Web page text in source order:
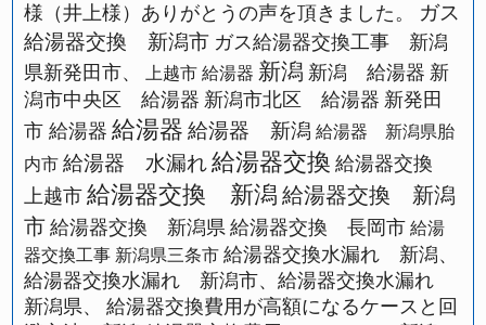
様（井上様）ありがとうの声を頂きました。
ガス
給湯器交換 新潟市 ガス給湯器交換工事 新潟
県新発田市、
上越市 給湯器 新潟 新潟 給湯器 新
潟市中央区 給湯器 新潟市北区 給湯器 新発田
市 給湯器 給湯器 給湯器 新潟 給湯器 新潟県胎
内市 給湯器 水漏れ 給湯器交換 給湯器交換
上越市 給湯器交換 新潟 給湯器交換 新潟
市 給湯器交換 新潟県 給湯器交換 長岡市 給湯
器交換工事 新潟県三条市 給湯器交換水漏れ 新潟、
給湯器交換水漏れ 新潟市、給湯器交換水漏れ
新潟県、
給湯器交換費用が高額になるケースと回